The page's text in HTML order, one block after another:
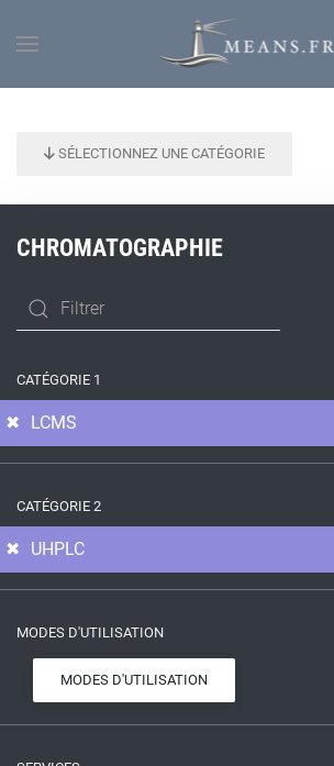
SÉLECTIONNEZ UNE CATÉGORIE
CHROMATOGRAPHIE
CATÉGORIE 1
LCMS
CATÉGORIE 2
UHPLC
MODES D'UTILISATION
MODES D'UTILISATION